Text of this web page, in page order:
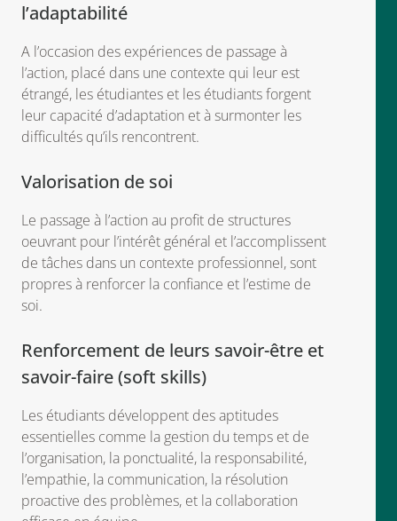
l’adaptabilité
A l’occasion des expériences de passage à
l’action, placé dans une contexte qui leur est
étrangé, les étudiantes et les étudiants forgent
leur capacité d’adaptation et à surmonter les
difficultés qu’ils rencontrent.
Valorisation de soi
Le passage à l’action au profit de structures
oeuvrant pour l’intérêt général et l’accomplissent
de tâches dans un contexte professionnel, sont
propres à renforcer la confiance et l’estime de
soi.
Renforcement de leurs savoir-être et
savoir-faire (soft skills)
Les étudiants développent des aptitudes
essentielles comme la gestion du temps et de
l’organisation, la ponctualité, la responsabilité,
l’empathie, la communication, la résolution
proactive des problèmes, et la collaboration